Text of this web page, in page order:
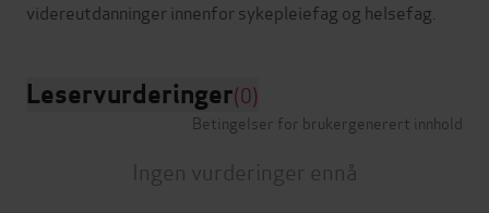
Leservurderinger(0)
Betingelser for brukergenerert innhold
Ingen vurderinger ennå